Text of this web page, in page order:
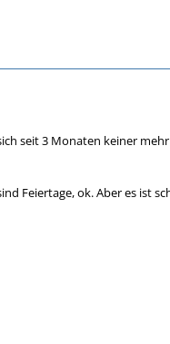
seit 3 Monaten keiner
Feiertage, ok. Aber es ist